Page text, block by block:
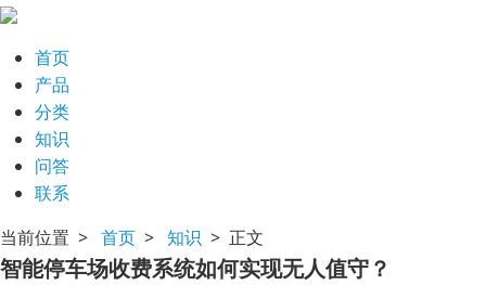
首页
产品
分类
知识
问答
联系
当前位置 > 首页 > 知识 > 正文
智能停车场收费系统如何实现无人值守？